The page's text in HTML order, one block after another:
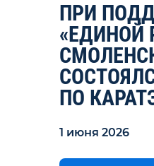
ПРИ
«ЕДИНОЙ
ПО
1 июня 2026